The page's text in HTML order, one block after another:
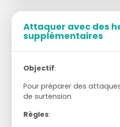
Attaquer avec des
supplémentaires
Objectif:
Pour préparer des
de surtension
Règles: